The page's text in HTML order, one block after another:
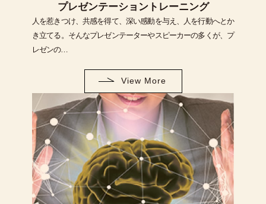
プレゼンテーショントレーニング
人を惹きつけ、共感を得て、深い感動を与え、人を行動へとか
き立てる。そんなプレゼンテーターやスピーカーの多くが、プ
レゼンの…
View More